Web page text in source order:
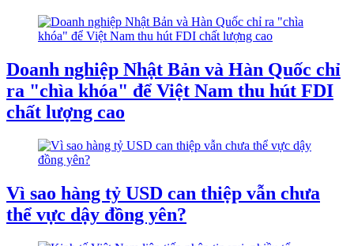
Doanh nghiệp Nhật Bản và Hàn Quốc chỉ
ra "chìa khóa" để Việt Nam thu hút FDI
chất lượng cao
Vì sao hàng tỷ USD can thiệp vẫn chưa
thể vực dậy đồng yên?